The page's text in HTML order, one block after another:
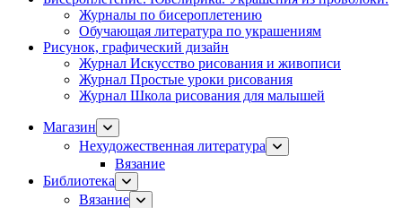
Журналы по бисероплетению
Обучающая литература по украшениям
Рисунок, графический дизайн
Журнал Искусство рисования и живописи
Журнал Простые уроки рисования
Журнал Школа рисования для малышей
Магазин
Нехудожественная литература
Вязание
Библиотека
Вязание